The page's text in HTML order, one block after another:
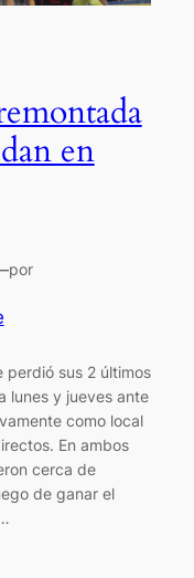
en
por
perdió sus 2 últimos
lunes y jueves ante
como local
En ambos
cerca de
de ganar el